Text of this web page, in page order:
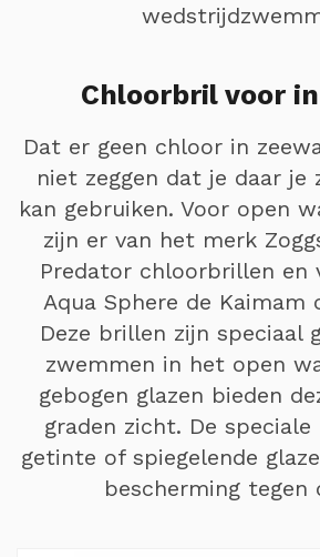
Chloorbril voor
Dat er geen chloor in
niet zeggen dat je daar je
kan gebruiken. Voor open
zijn er van het merk
Predator chloorbrillen en
Aqua Sphere de Kaimam
Deze brillen zijn speciaal
zwemmen in het open
gebogen glazen bieden
graden zicht. De
getinte of spiegelende
bescherming tegen